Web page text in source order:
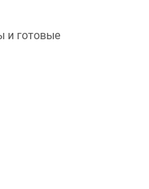
и готовые